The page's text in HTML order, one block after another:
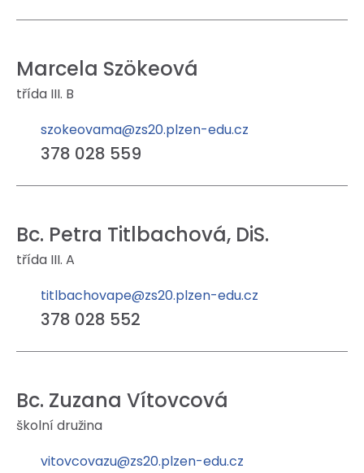
Marcela Szökeová
třída III. B
szokeovama@zs20.plzen-edu.cz
378 028 559
Bc. Petra Titlbachová, DiS.
třída III. A
titlbachovape@zs20.plzen-edu.cz
378 028 552
Bc. Zuzana Vítovcová
školní družina
vitovcovazu@zs20.plzen-edu.cz